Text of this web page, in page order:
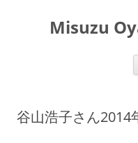
Misuzu
谷山浩子さん2014